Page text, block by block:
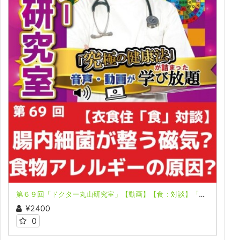
第６９回「ドクター丸山研究室」【動画】【食：対談】「急増する食物アレルギーとその原因？」「病気になる常識？」
¥2400
0